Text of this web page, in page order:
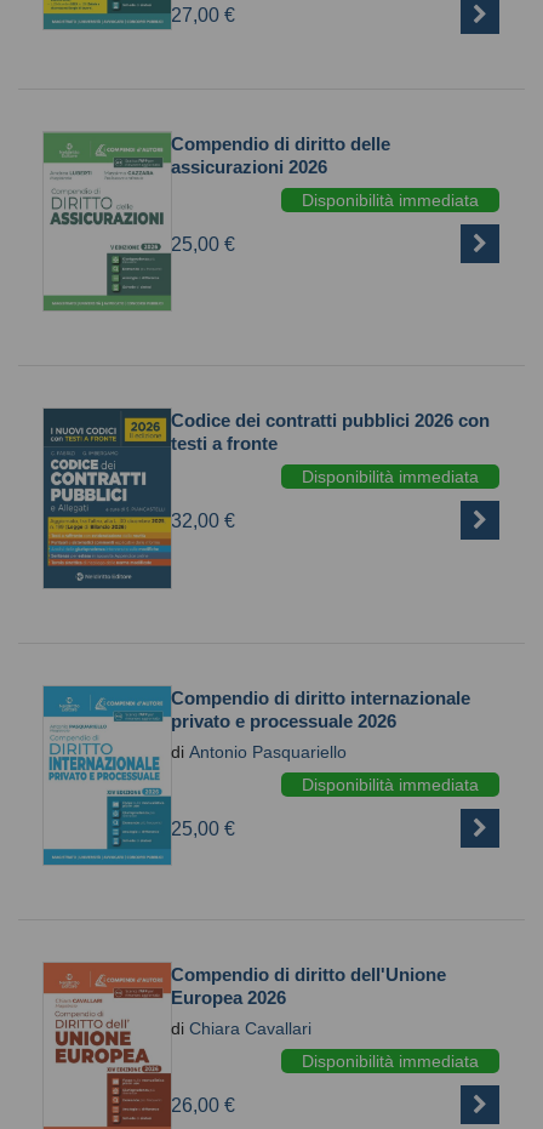
27,00 €
Compendio di diritto delle
assicurazioni 2026
Disponibilità immediata
25,00 €
Codice dei contratti pubblici 2026 con
testi a fronte
Disponibilità immediata
32,00 €
Compendio di diritto internazionale
privato e processuale 2026
di Antonio Pasquariello
Disponibilità immediata
25,00 €
Compendio di diritto dell'Unione
Europea 2026
di Chiara Cavallari
Disponibilità immediata
26,00 €